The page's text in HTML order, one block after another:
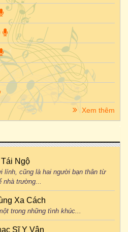
Xem thêm
Ngộ
lính, cũng là hai người bạn thân từ
nhà trường...
Xa Cách
trong những tình khúc...
Sĩ Y Vân